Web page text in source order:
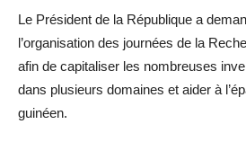
Le Président de la République a
l’organisation des journées de la
afin de capitaliser les nombreuses
dans plusieurs domaines et aider à
guinéen.